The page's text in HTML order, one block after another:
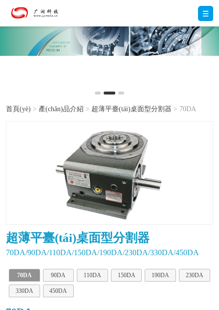
首頁(yè) > 產(chǎn)品介紹 > 超薄平臺(tái)桌面型分割器 > 70DA
超薄平臺(tái)桌面型分割器
70DA/90DA/110DA/150DA/190DA/230DA/330DA/450DA
70DA 90DA 110DA 150DA 190DA 230DA
330DA 450DA